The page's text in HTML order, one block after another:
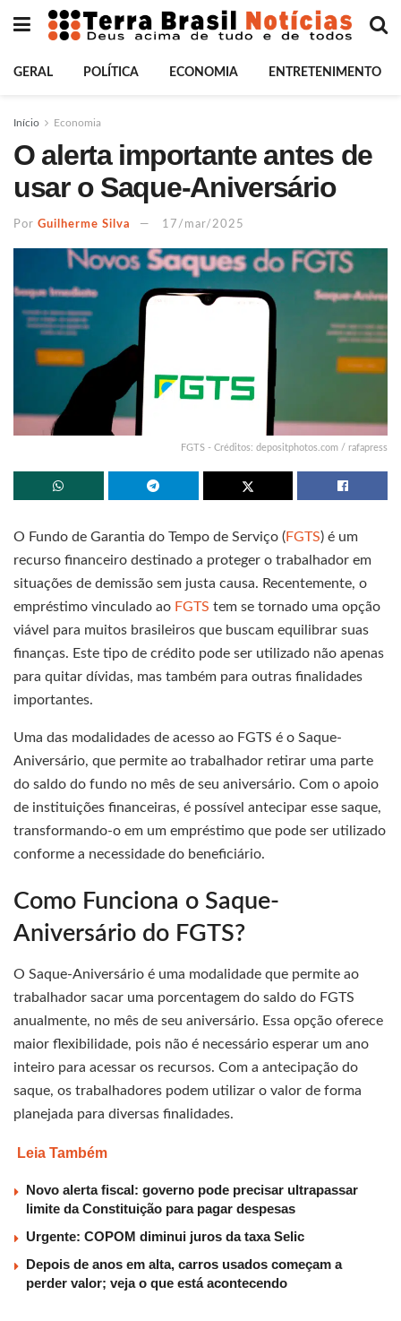
GERAL POLÍTICA ECONOMIA ENTRETENIMENTO
Início Economia
O alerta importante antes de
usar o Saque-Aniversário
Por Guilherme Silva 17/mar/2025
FGTS - Créditos: depositphotos.com / rafapress
O Fundo de Garantia do Tempo de Serviço (FGTS) é um
recurso financeiro destinado a proteger o trabalhador em
situações de demissão sem justa causa. Recentemente, o
empréstimo vinculado ao FGTS tem se tornado uma opção
viável para muitos brasileiros que buscam equilibrar suas
finanças. Este tipo de crédito pode ser utilizado não apenas
para quitar dívidas, mas também para outras finalidades
importantes.
Uma das modalidades de acesso ao FGTS é o Saque-
Aniversário, que permite ao trabalhador retirar uma parte
do saldo do fundo no mês de seu aniversário. Com o apoio
de instituições financeiras, é possível antecipar esse saque,
transformando-o em um empréstimo que pode ser utilizado
conforme a necessidade do beneficiário.
Como Funciona o Saque-
Aniversário do FGTS?
O Saque-Aniversário é uma modalidade que permite ao
trabalhador sacar uma porcentagem do saldo do FGTS
anualmente, no mês de seu aniversário. Essa opção oferece
maior flexibilidade, pois não é necessário esperar um ano
inteiro para acessar os recursos. Com a antecipação do
saque, os trabalhadores podem utilizar o valor de forma
planejada para diversas finalidades.
Leia Também
Novo alerta fiscal: governo pode precisar ultrapassar
limite da Constituição para pagar despesas
Urgente: COPOM diminui juros da taxa Selic
Depois de anos em alta, carros usados começam a
perder valor; veja o que está acontecendo